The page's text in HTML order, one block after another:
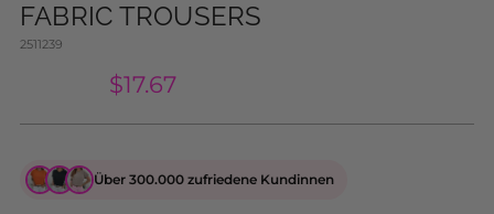
FABRIC TROUSERS
2511239
$17.67
Über 300.000 zufriedene Kundinnen